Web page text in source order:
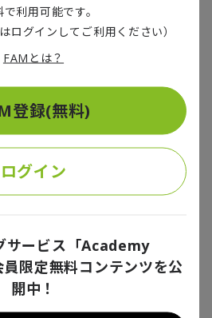
間に溶け込む
身近な存在になりつつある未来を示
課題も明らかにしました。
Woven
アのトム・スチュワート氏は、トヨ
進める
で、一般社団法
てロボット活用の実証を進めている
ボットが担うタスクの候補リスト
ています。頻繁にやらないといけな
い、複雑性もあるタスクだからで
スティードロボティクスの代表取締
氏は、地図や
利用可能です。
ログインしてご利用ください）
FAMとは？
登録(無料)
ログイン
サービス「Academy
限定無料コンテンツを公
開中！